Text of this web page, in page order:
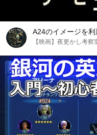
A24のイメージを
【映画】夜更かし考察